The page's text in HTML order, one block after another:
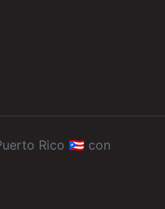
Rico 🇵🇷 con